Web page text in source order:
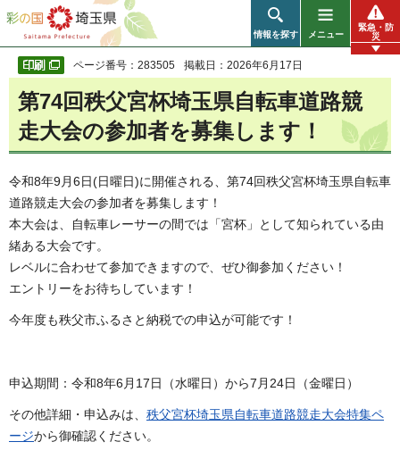
彩の国 埼玉県
情報を探す メニュー
緊急・防
災
ページ番号：283505 掲載日：2026年6月17日
第74回秩父宮杯埼玉県自転車道路競
走大会の参加者を募集します！
令和8年9月6日(日曜日)に開催される、第74回秩父宮杯埼玉県自転車
道路競走大会の参加者を募集します！
本大会は、自転車レーサーの間では「宮杯」として知られている由
緒ある大会です。
レベルに合わせて参加できますので、ぜひ御参加ください！
エントリーをお待ちしています！
今年度も秩父市ふるさと納税での申込が可能です！
申込期間：令和8年6月17日（水曜日）から7月24日（金曜日）
その他詳細・申込みは、 秩父宮杯埼玉県自転車道路競走大会特集ペ
ージから御確認ください。